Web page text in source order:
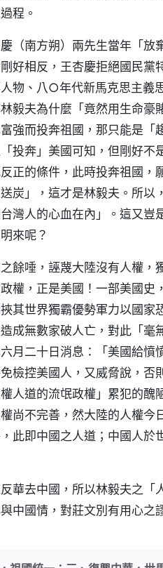
程。
（南方朔）兩先生當年「
好相反，王杏慶拒絕國民
物、八○年代新馬克思主義
毅夫為什麼「竟然用生命豪
強而投奔祖國，那只能是「
投奔」美國可知，但剛好不
反正的條件，此時投奔祖國
炭」，這才是林毅夫。所以
灣人的心血在內」。這又豈
來呢？
餘唾，誣蔑大陸沒有人權，
權，正是美國！一部美國史
其世界獨霸優勢軍力以國家
成無數家破人亡，對此「毫
月二十日消息：「美國給憤
檢控美國人，又威脅說，否
人道的流氓政權」累犯的醜
尚不完善，然大陸的人權今
此即中國之人道；中國人於
華去中國，所以林毅夫之「
中國情，對莊文別有用心